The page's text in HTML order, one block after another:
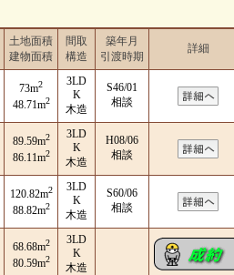
土地面積
建物面積
間取
構造
築年月
引渡時期
詳細
73m2
48.71m2
3LD
K
木造
S46/01
相談
89.59m2
86.11m2
3LD
K
木造
H08/06
相談
120.82m2
88.82m2
3LD
K
木造
S60/06
相談
68.68m2
80.59m2
3LD
K
木造